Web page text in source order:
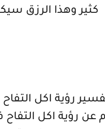
كثير وهذا الرزق
رؤية اكل
عن رؤية اكل